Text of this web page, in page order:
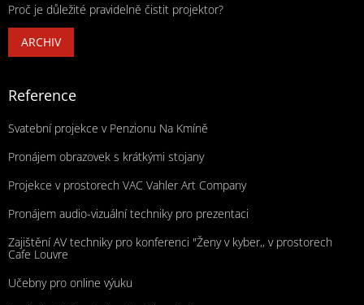
Proč je důležité pravidelně čistit projektor?
ARCHIV
Reference
Svatební projekce v Penzionu Na Kmíně
Pronájem obrazovek s krátkými stojany
Projekce v prostorech VAC Vahler Art Company
Pronájem audio-vizuální techniky pro prezentaci
Zajištění AV techniky pro konferenci "Ženy v kyber,, v prostorech
Cafe Louvre
Učebny pro online výuku